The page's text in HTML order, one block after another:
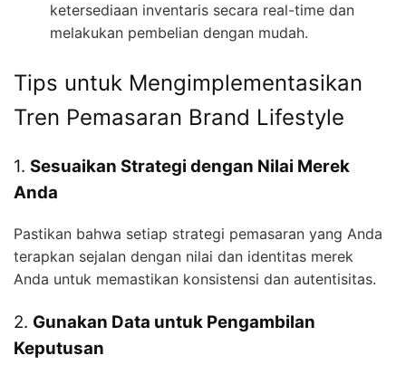
ketersediaan inventaris secara real-time dan
melakukan pembelian dengan mudah.
Tips untuk Mengimplementasikan
Tren Pemasaran Brand Lifestyle
1. Sesuaikan Strategi dengan Nilai Merek
Anda
Pastikan bahwa setiap strategi pemasaran yang Anda
terapkan sejalan dengan nilai dan identitas merek
Anda untuk memastikan konsistensi dan autentisitas.
2. Gunakan Data untuk Pengambilan
Keputusan